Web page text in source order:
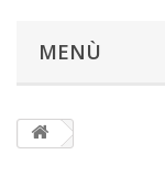
MENÙ